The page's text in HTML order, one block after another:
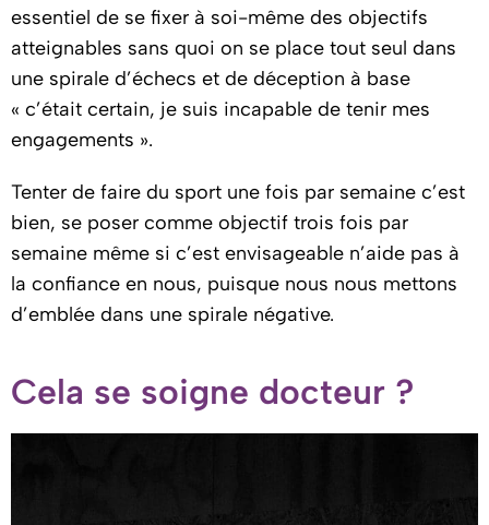
essentiel de se fixer à soi-même des objectifs
atteignables sans quoi on se place tout seul dans
une spirale d’échecs et de déception à base
« c’était certain, je suis incapable de tenir mes
engagements ».
Tenter de faire du sport une fois par semaine c’est
bien, se poser comme objectif trois fois par
semaine même si c’est envisageable n’aide pas à
la confiance en nous, puisque nous nous mettons
d’emblée dans une spirale négative.
Cela se soigne docteur ?